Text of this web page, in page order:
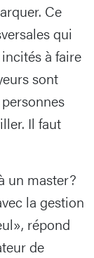
Ce
qui
à faire
sont
Il faut
un master?
la gestion
répond
de